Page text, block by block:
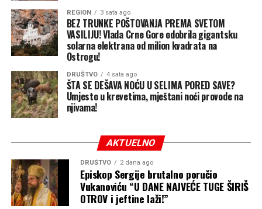
30 dana trebalo da dobije prve električne autobuse.
Detalji o broju vozila, linijama i vrijednosti nabavke nisu
saopšteni.
Završene četiri mjere podrške
Govoreći o programu „Banjaluka pruža više“,
Stanivuković je rekao da su realizovane prve četiri od
Izdvajanja za proslavu mature povećana su za 25 odsto,
podrška za vantjelesnu oplodnju za 1.000 KM, dok je za
najbolje rangirane studente na fakultetima obezbijeđeno
dodatnih 200 KM.
REGION 3 sata ago
BEZ TRUNKE POŠTOVANJA PREMA SVETOM
VASILIJU! Vlada Crne Gore odobrila gigantsku
solarna elektrana od milion kvadrata na
Ostrogu!
DRUŠTVO 4 sata ago
ŠTA SE DEŠAVA NOĆU U SELIMA PORED SAVE?
Umjesto u krevetima, mještani noći provode na
njivama!
AKTUELNO
DRUŠTVO 2 dana ago
Episkop Sergije brutalno poručio
Vukanoviću “U DANE NAJVEĆE TUGE ŠIRIŠ
OTROV i jeftine laži!”